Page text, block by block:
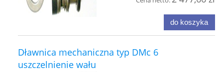
do koszyka
Dławnica mechaniczna typ DMc 6
uszczelnienie wału